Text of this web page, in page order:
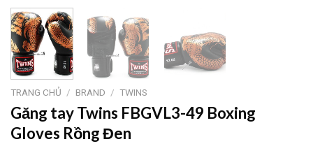
TRANG CHỦ / BRAND / TWINS
Găng tay Twins FBGVL3-49 Boxing
Gloves Rồng Đen